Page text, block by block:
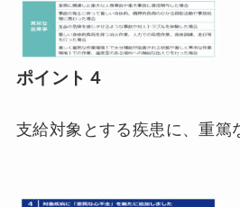
ポイント４
支給対象とする疾患に、重篤